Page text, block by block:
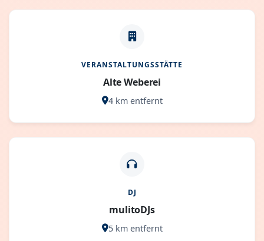
VERANSTALTUNGSSTÄTTE
Alte Weberei
4 km entfernt
DJ
mulitoDJs
5 km entfernt